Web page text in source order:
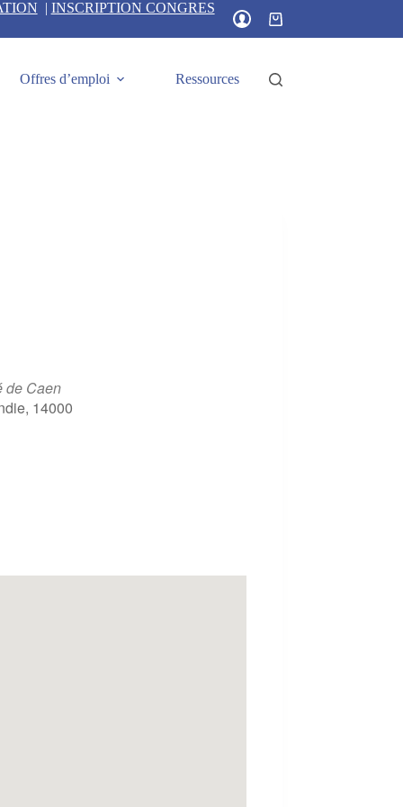
| INSCRIPTION CONGRES
Panier
d’achat
Offres d’emploi Ressources
de Caen
14000